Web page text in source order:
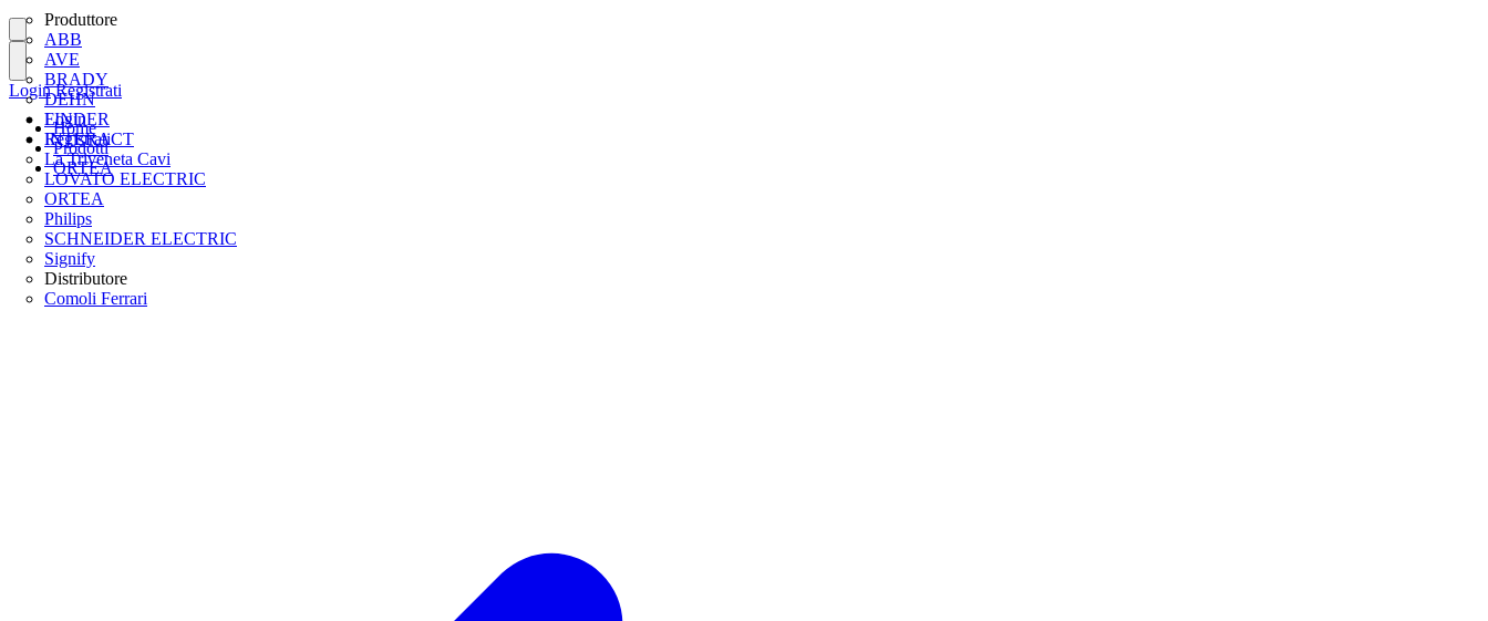
Produttore
ABB
AVE
BRADY
DEHN
FINDER
INTERACT
La Triveneta Cavi
LOVATO ELECTRIC
ORTEA
Philips
SCHNEIDER ELECTRIC
Signify
Distributore
Comoli Ferrari
Login
Registrati
Login Registrati
Home
Prodotti
ORTEA